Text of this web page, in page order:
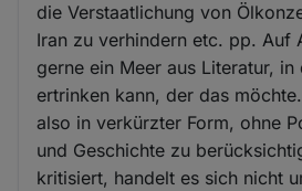
die Verstaatlichung von
Iran zu verhindern etc. pp. Auf
gerne ein Meer aus Literatur, in
ertrinken kann, der das
also in verkürzter Form, ohne
und Geschichte zu
kritisiert, handelt es sich nicht